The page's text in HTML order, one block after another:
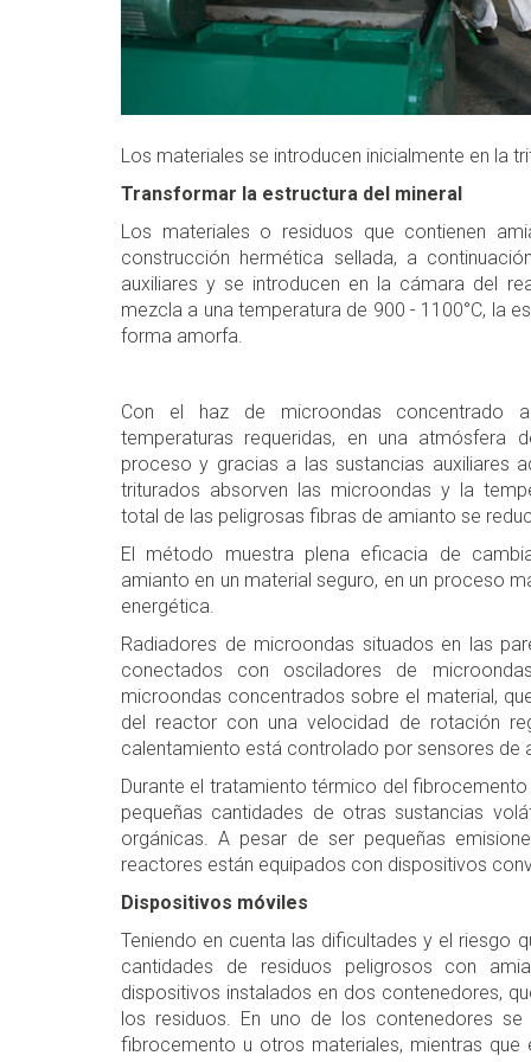
Los materiales se introducen inicialmente en la
Transformar la estructura del mineral
Los materiales o residuos que contienen
construcción hermética sellada, a
auxiliares y se introducen en la cámara del
mezcla a una temperatura de 900 - 1100°C, la
forma amorfa.
Con el haz de microondas concentrado
temperaturas requeridas, en una atmósfera
proceso y gracias a las sustancias auxiliares
triturados absorven las microondas y la
total de las peligrosas fibras de amianto se
El método muestra plena eficacia de
amianto en un material seguro, en un proceso
energética.
Radiadores de microondas situados en las
conectados con osciladores de
microondas concentrados sobre el material,
del reactor con una velocidad de rotación
calentamiento está controlado por sensores de
Durante el tratamiento térmico del
pequeñas cantidades de otras sustancias
orgánicas. A pesar de ser pequeñas
reactores están equipados con dispositivos
Dispositivos móviles
Teniendo en cuenta las dificultades y el riesgo
cantidades de residuos peligrosos con
dispositivos instalados en dos contenedores,
los residuos. En uno de los contenedores
fibrocemento u otros materiales, mientras